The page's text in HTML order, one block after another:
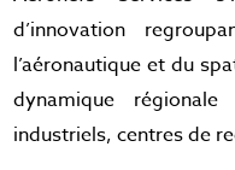
d’innovation
l’aéronautique et du
dynamique
industriels, centres de